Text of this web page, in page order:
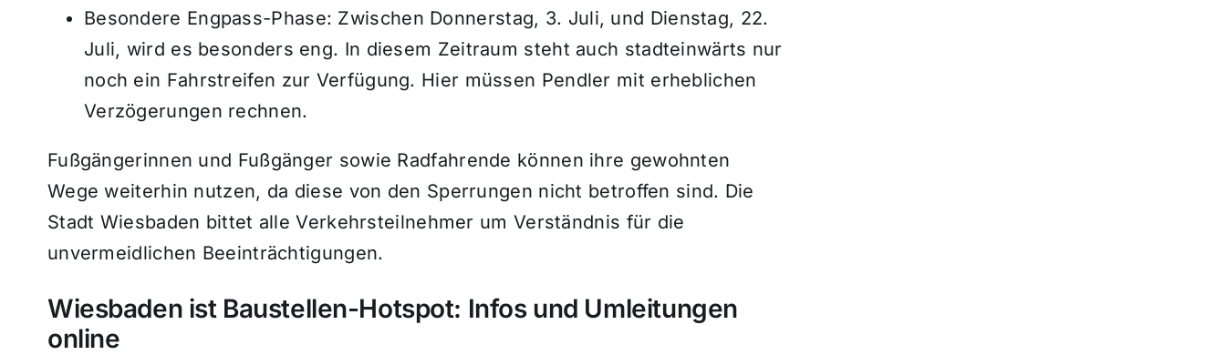
Besondere Engpass-Phase: Zwischen Donnerstag, 3. Juli, und Dienstag, 22.
Juli, wird es besonders eng. In diesem Zeitraum steht auch stadteinwärts nur
noch ein Fahrstreifen zur Verfügung. Hier müssen Pendler mit erheblichen
Verzögerungen rechnen.
Fußgängerinnen und Fußgänger sowie Radfahrende können ihre gewohnten
Wege weiterhin nutzen, da diese von den Sperrungen nicht betroffen sind. Die
Stadt Wiesbaden bittet alle Verkehrsteilnehmer um Verständnis für die
unvermeidlichen Beeinträchtigungen.
Wiesbaden ist Baustellen-Hotspot: Infos und Umleitungen
online